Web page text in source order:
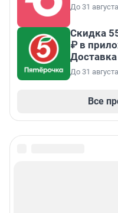
До 31
Скидка
₽ в
Доставка
До 31
Все